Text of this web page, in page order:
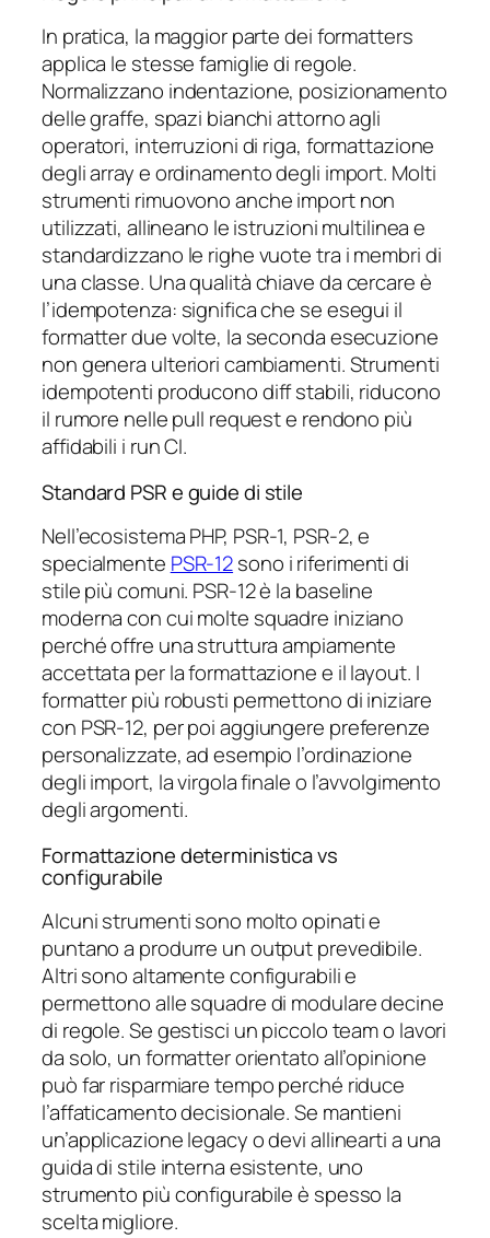
In pratica, la maggior parte dei formatters
applica le stesse famiglie di regole.
Normalizzano indentazione, posizionamento
delle graffe, spazi bianchi attorno agli
operatori, interruzioni di riga, formattazione
degli array e ordinamento degli import. Molti
strumenti rimuovono anche import non
utilizzati, allineano le istruzioni multilinea e
standardizzano le righe vuote tra i membri di
una classe. Una qualità chiave da cercare è
l’idempotenza: significa che se esegui il
formatter due volte, la seconda esecuzione
non genera ulteriori cambiamenti. Strumenti
idempotenti producono diff stabili, riducono
il rumore nelle pull request e rendono più
affidabili i run CI.
Standard PSR e guide di stile
Nell’ecosistema PHP, PSR-1, PSR-2, e
specialmente PSR-12sono i riferimenti di
stile più comuni. PSR-12 è la baseline
moderna con cui molte squadre iniziano
perché offre una struttura ampiamente
accettata per la formattazione e il layout. I
formatter più robusti permettono di iniziare
con PSR-12, per poi aggiungere preferenze
personalizzate, ad esempio l’ordinazione
degli import, la virgola finale o l’avvolgimento
degli argomenti.
Formattazione deterministica vs
configurabile
Alcuni strumenti sono molto opinati e
puntano a produrre un output prevedibile.
Altri sono altamente configurabili e
permettono alle squadre di modulare decine
di regole. Se gestisci un piccolo team o lavori
da solo, un formatter orientato all’opinione
può far risparmiare tempo perché riduce
l’affaticamento decisionale. Se mantieni
un’applicazione legacy o devi allinearti a una
guida di stile interna esistente, uno
strumento più configurabile è spesso la
scelta migliore.